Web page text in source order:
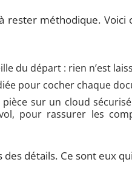
méthodique. Voici
du départ : rien n’est
pour cocher chaque
sur un cloud
pour rassurer les
détails. Ce sont eux